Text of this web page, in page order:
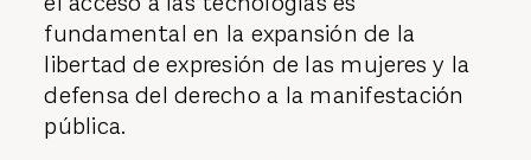
fundamental en la expansión de la
libertad de expresión de las mujeres y la
defensa del derecho a la manifestación
pública.